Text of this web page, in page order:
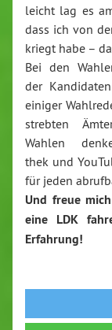
leicht lag es
dass ich von
kriegt habe –
Bei den
der
einiger
streb­ten
Wahlen
thek und
für jeden
Und freue
eine LDK
Erfahrung!